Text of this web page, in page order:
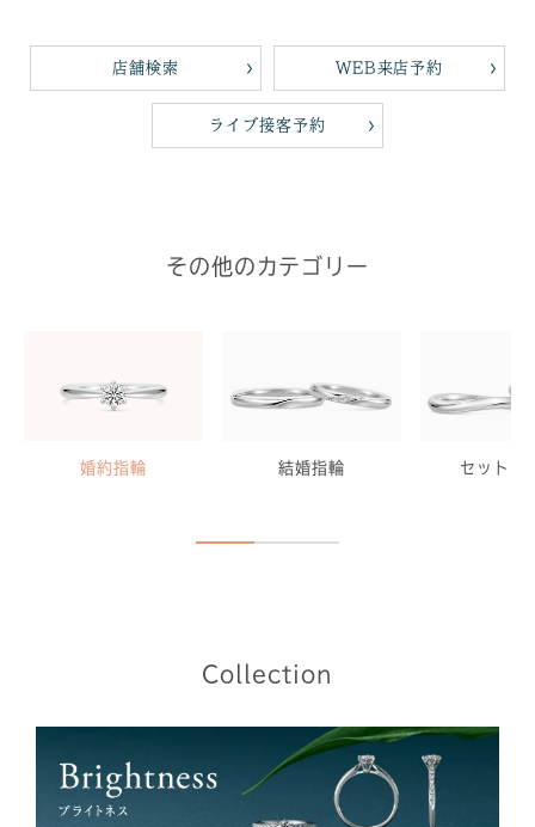
店舗検索 WEB来店予約
ライブ接客予約
その他のカテゴリー
婚約指輪 結婚指輪 セットリ
Collection